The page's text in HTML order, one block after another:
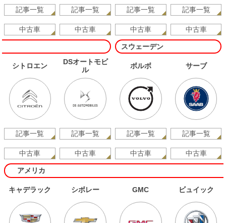
記事一覧
中古車
記事一覧
中古車
記事一覧
中古車
記事一覧
中古車
シトロエン
記事一覧
中古車
DSオートモビ
ル
記事一覧
中古車
スウェーデン
ボルボ
記事一覧
中古車
サーブ
記事一覧
中古車
アメリカ
キャデラック シボレー GMC ビュイック